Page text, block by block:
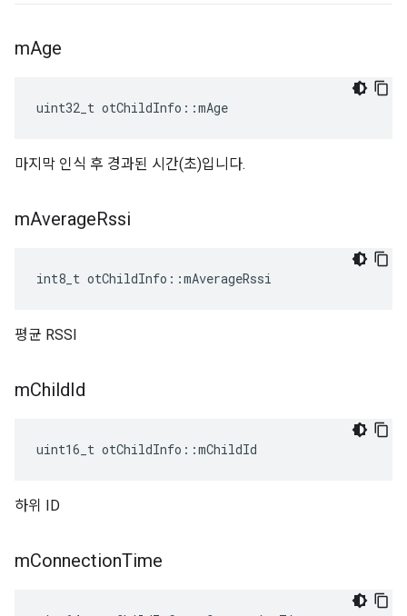
mAge
uint32_t otChildInfo ::mAge
마지막 인식 후 경과된 시간(초)입니다.
mAverageRssi
int8_t otChildInfo ::mAverageRssi
평균 RSSI
mChildId
uint16_t otChildInfo ::mChildId
하위 ID
mConnectionTime